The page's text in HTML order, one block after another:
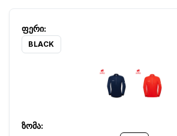
BLACK